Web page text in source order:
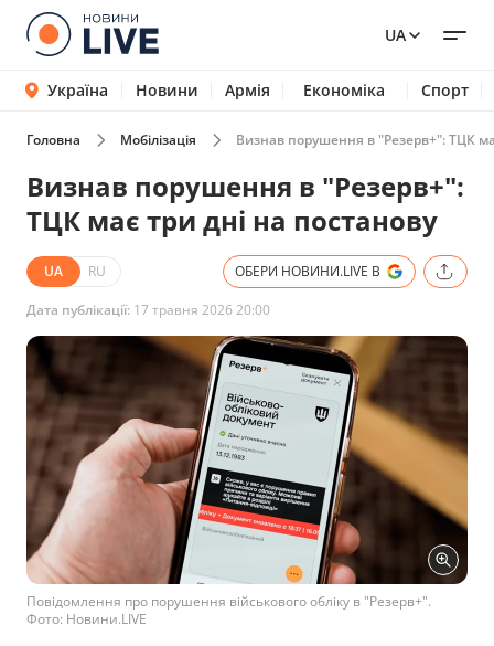
UA
Україна Новини Армія Економіка Спорт
Головна Мобілізація Визнав порушення в "Резерв+": ТЦК
Визнав порушення в "Резерв+":
ТЦК має три дні на постанову
UA RU ОБЕРИ НОВИНИ.LIVE В
Дата публікації: 17 травня 2026 20:00
Повідомлення про порушення військового обліку в "Резерв+".
Фото: Новини.LIVE